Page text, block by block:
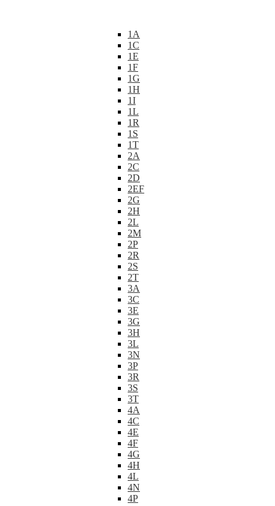
1A
1C
1E
1F
1G
1H
1I
1L
1R
1S
1T
2A
2C
2D
2EF
2G
2H
2L
2M
2P
2R
2S
2T
3A
3C
3E
3G
3H
3L
3N
3P
3R
3S
3T
4A
4C
4E
4F
4G
4H
4L
4N
4P